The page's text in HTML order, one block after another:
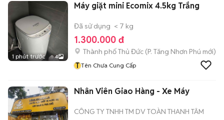
1 phút trước 4
Máy giặt mini Ecomix 4.5kg Trắng
Đã sử dụng < 7 kg
1.300.000 đ
Thành phố Thủ Đức (P. Tăng Nhơn Phú mới)
T Tên Chưa Cung Cấp
Nhân Viên Giao Hàng - Xe Máy
CÔNG TY TNHH TM DV TOÀN THANH TÂM